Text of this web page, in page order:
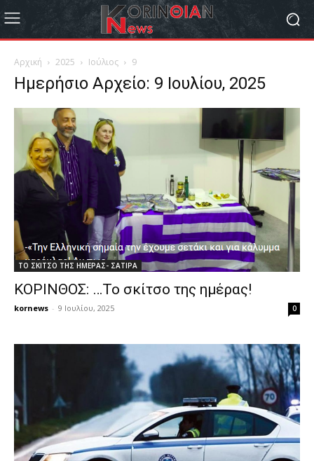
Αρχική 2025 Ιούλιος 9
Ημερήσιο Αρχείο: 9 Ιουλίου, 2025
ΤΟ ΣΚΙΤΣΟ ΤΗΣ ΗΜΕΡΑΣ- ΣΑΤΙΡΑ
ΚΟΡΙΝΘΟΣ: …Το σκίτσο της ημέρας!
kornews - 9 Ιουλίου, 2025 0